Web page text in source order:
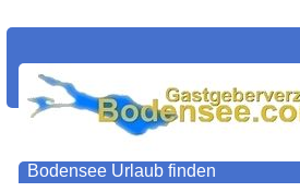
Bodensee Urlaub finden